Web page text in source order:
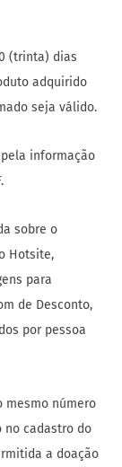
(trinta) dias
adquirido
seja válido.
informação
sobre o
Hotsite,
para
de Desconto,
por pessoa
mesmo número
no cadastro do
a doação